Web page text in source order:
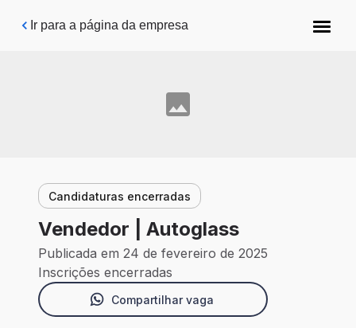
Pular para o conteúdo principal
Ir para a página da empresa
Candidaturas encerradas
Vendedor | Autoglass
Publicada em 24 de fevereiro de 2025
Inscrições encerradas
Compartilhar vaga